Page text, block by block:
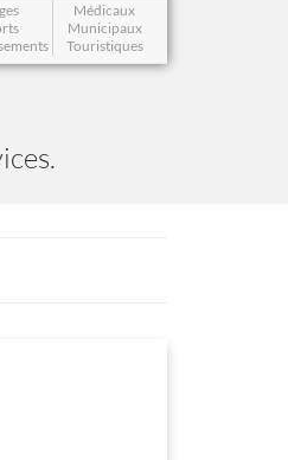
Médicaux
Municipaux
Touristiques
Cuisine Nissarde